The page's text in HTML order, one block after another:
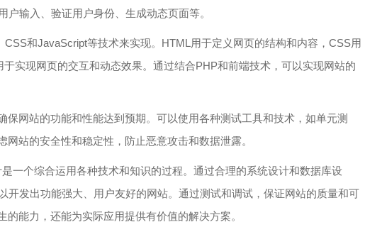
输入、验证用户身份、生成动态页面等。
和JavaScript等技术来实现。HTML用于定义网页的结构和内容，CSS用
实现网页的交互和动态效果。通过结合PHP和前端技术，可以实现网站的
保网站的功能和性能达到预期。可以使用各种测试工具和技术，如单元测
站的安全性和稳定性，防止恶意攻击和数据泄露。
一个综合运用各种技术和知识的过程。通过合理的系统设计和数据库设
开发出功能强大、用户友好的网站。通过测试和调试，保证网站的质量和可
能力，还能为实际应用提供有价值的解决方案。